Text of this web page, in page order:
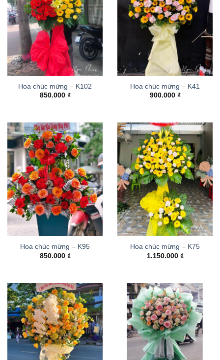
Hoa chúc mừng – K102
850.000 ₫
Hoa chúc mừng – K41
900.000 ₫
Hoa chúc mừng – K95
850.000 ₫
Hoa chúc mừng – K75
1.150.000 ₫